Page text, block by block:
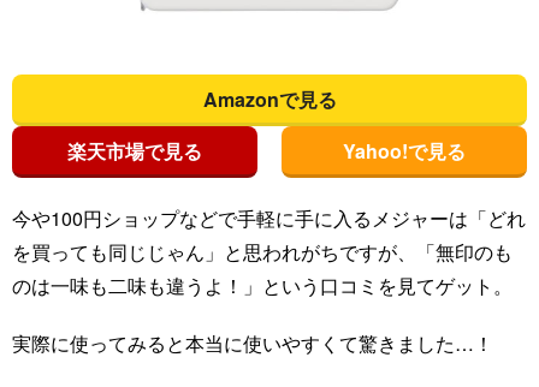
Amazonで見る
楽天市場で見る
Yahoo!で見る
今や100円ショップなどで手軽に手に入るメジャーは「どれ
を買っても同じじゃん」と思われがちですが、「無印のも
のは一味も二味も違うよ！」という口コミを見てゲット。
実際に使ってみると本当に使いやすくて驚きました…！